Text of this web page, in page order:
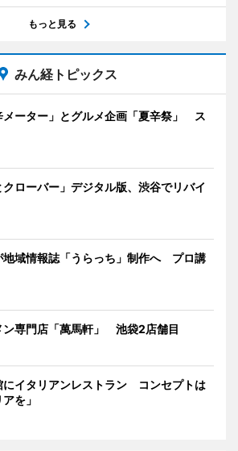
もっと見る
みん経トピックス
メーター」とグルメ企画「夏辛祭」 ス
ローバー」デジタル版、渋谷でリバイ
地域情報誌「うらっち」制作へ プロ講
ン専門店「萬馬軒」 池袋2店舗目
にイタリアンレストラン コンセプトは
を」